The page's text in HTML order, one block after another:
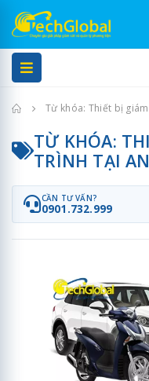
Trang chủTừ khóa: Thiết bị
TỪ KHÓA:
TRÌNH TẠI
CẦN TƯ VẤN?
0901.732.999